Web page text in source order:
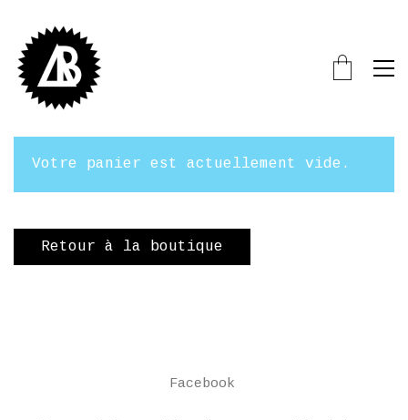
Votre panier est actuellement vide.
Retour à la boutique
Facebook